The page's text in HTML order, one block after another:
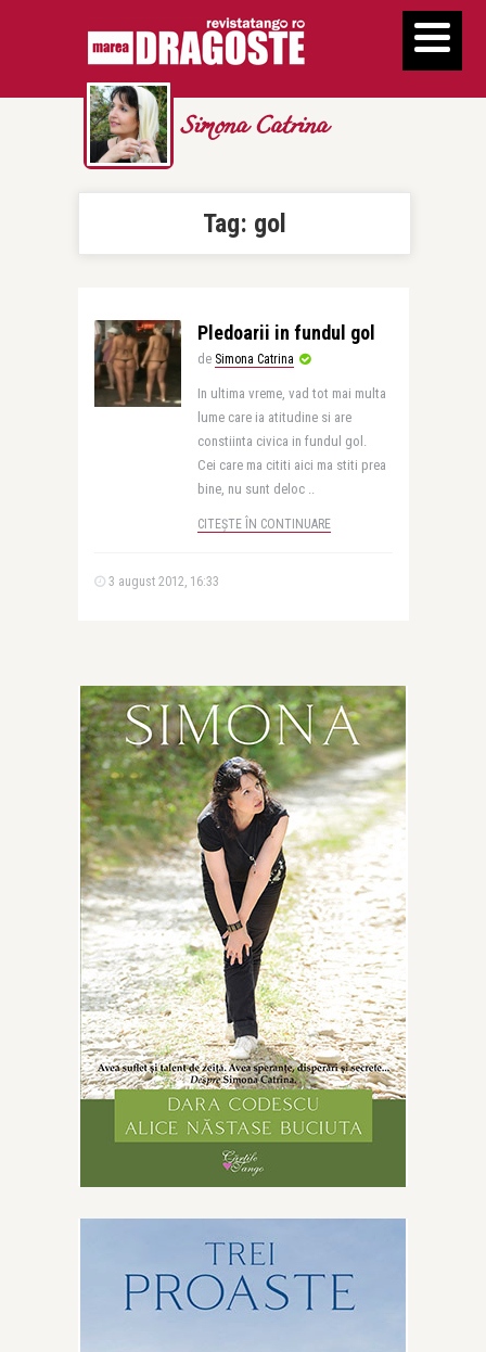
Simona Catrina
Tag: gol
Pledoarii in fundul gol
de Simona Catrina
In ultima vreme, vad tot mai multa
lume care ia atitudine si are
constiinta civica in fundul gol.
Cei care ma cititi aici ma stiti prea
bine, nu sunt deloc ..
CITEȘTE ÎN CONTINUARE
3 august 2012, 16:33